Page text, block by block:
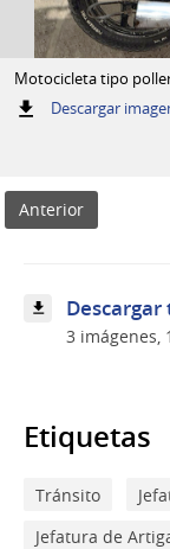
Motocicleta tipo
Descargar
Anterior
Descargar
3 imágenes,
Etiquetas
Tránsito
Jefatura de